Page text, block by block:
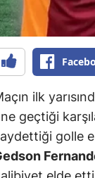
ilk
geçtiği
golle